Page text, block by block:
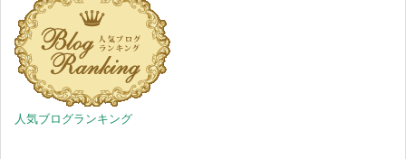
人気ブログランキング